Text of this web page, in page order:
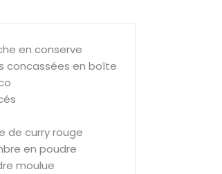
en conserve
concassées en boîte
de curry rouge
en poudre
moulue